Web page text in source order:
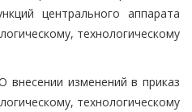
центрального аппарата
технологическому
внесении изменений в приказ
технологическому